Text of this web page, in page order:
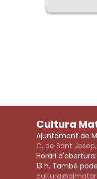
Cultura
Ajuntament de
C. de Sant
Horari
13 h. També